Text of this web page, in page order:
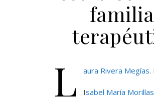
L aura Rivera Megías.
Isabel María